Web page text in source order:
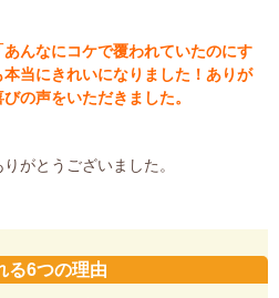
んなにコケで覆われていたのにす
当にきれいになりました！ありが
の声をいただきました。
がとうございました。
る6つの理由